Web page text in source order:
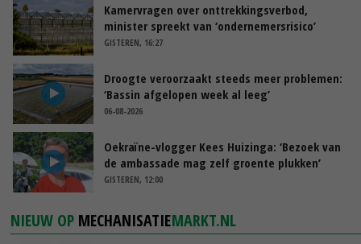
Kamervragen over onttrekkingsverbod,
minister spreekt van ‘ondernemersrisico’
GISTEREN, 16:27
Droogte veroorzaakt steeds meer problemen:
‘Bassin afgelopen week al leeg’
06-08-2026
Oekraïne-vlogger Kees Huizinga: ‘Bezoek van
de ambassade mag zelf groente plukken’
GISTEREN, 12:00
NIEUW OP MECHANISATIEMARKT.NL